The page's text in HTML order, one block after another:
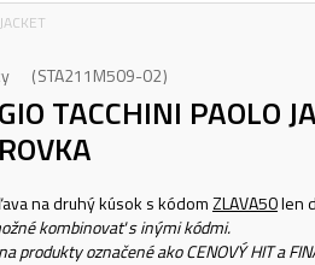
STA211M509-02
TACCHINI PAOLO
na druhý kúsok s kódomZLAVA50len
kombinovať s inými kódmi.
produkty označené ako CENOVÝ HIT a